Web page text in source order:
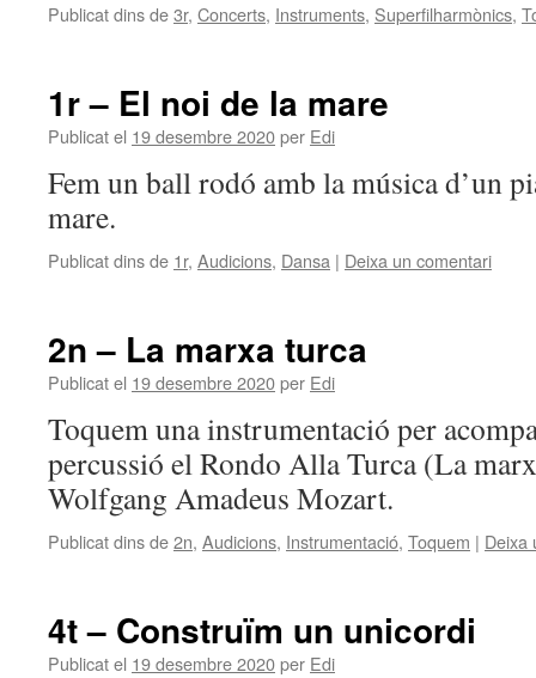
Publicat dins de3r, Concerts, Instruments, Superfilharmònics,
1r – El noi de la mare
Publicat el 19 desembre 2020per Edi
Fem un ball rodó amb la música d’un
mare.
Publicat dins de 1r, Audicions, Dansa | Deixa un comentari
2n – La marxa turca
Publicat el 19 desembre 2020per Edi
Toquem una instrumentació per
percussió el Rondo Alla Turca (La
Wolfgang Amadeus Mozart.
Publicat dins de2n, Audicions, Instrumentació, Toquem | Deixa
4t – Construïm un unicordi
Publicat el 19 desembre 2020per Edi